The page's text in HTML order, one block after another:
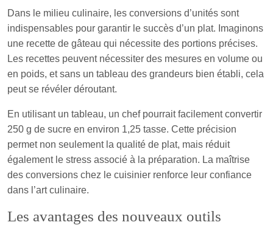
Dans le milieu culinaire, les conversions d’unités sont
indispensables pour garantir le succès d’un plat. Imaginons
une recette de gâteau qui nécessite des portions précises.
Les recettes peuvent nécessiter des mesures en volume ou
en poids, et sans un tableau des grandeurs bien établi, cela
peut se révéler déroutant.
En utilisant un tableau, un chef pourrait facilement convertir
250 g de sucre en environ 1,25 tasse. Cette précision
permet non seulement la qualité de plat, mais réduit
également le stress associé à la préparation. La maîtrise
des conversions chez le cuisinier renforce leur confiance
dans l’art culinaire.
Les avantages des nouveaux outils